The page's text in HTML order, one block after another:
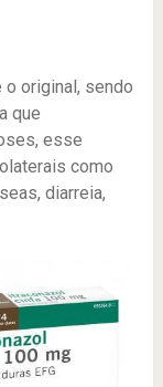
o original, sendo
que
esse
como
diarreia,